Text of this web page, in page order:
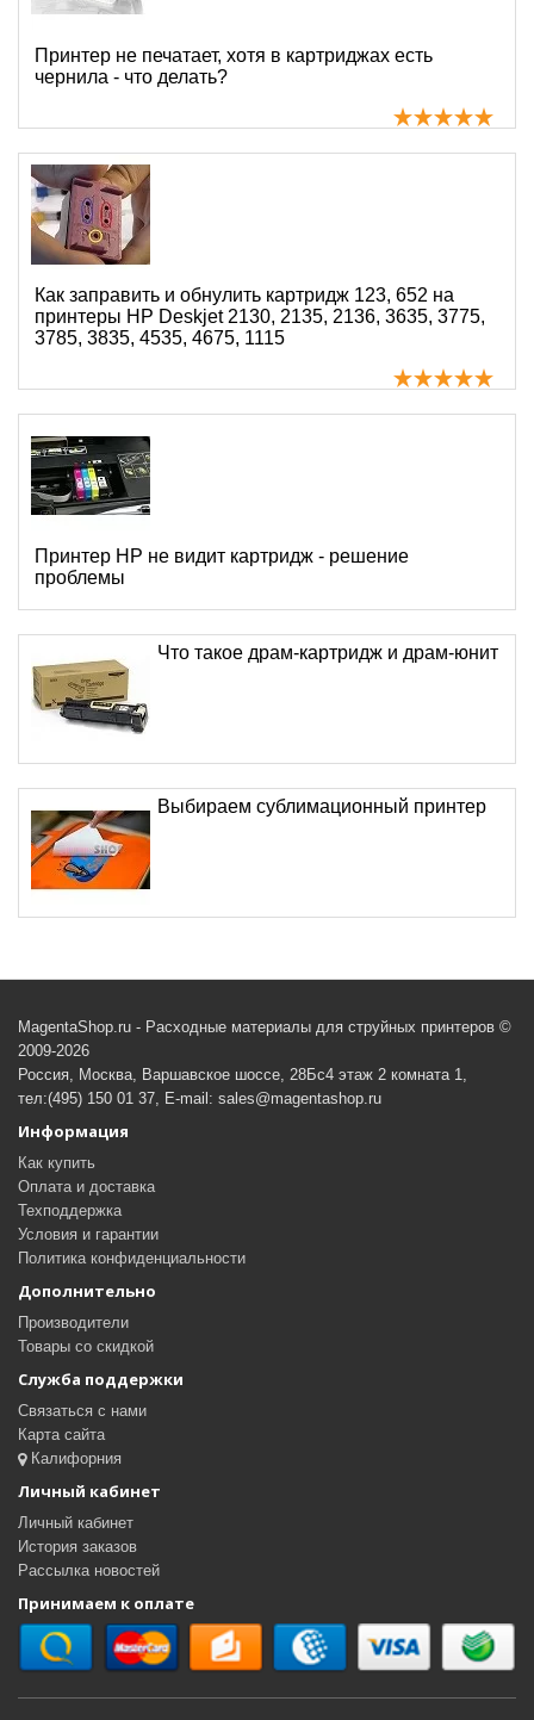
Принтер не печатает, хотя в картриджах есть
чернила - что делать?
Как заправить и обнулить картридж 123, 652 на
принтеры HP Deskjet 2130, 2135, 2136, 3635, 3775,
3785, 3835, 4535, 4675, 1115
Принтер HP не видит картридж - решение
проблемы
Что такое драм-картридж и драм-юнит
Выбираем сублимационный принтер
MagentaShop.ru - Расходные материалы для струйных принтеров ©
2009-2026
Россия, Москва, Варшавское шоссе, 28Бс4 этаж 2 комната 1,
тел:(495) 150 01 37, E-mail: sales@magentashop.ru
Информация
Как купить
Оплата и доставка
Техподдержка
Условия и гарантии
Политика конфиденциальности
Дополнительно
Производители
Товары со скидкой
Служба поддержки
Связаться с нами
Карта сайта
Калифорния
Личный кабинет
Личный кабинет
История заказов
Рассылка новостей
Принимаем к оплате